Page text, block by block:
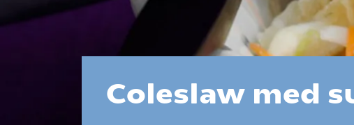
Coleslaw med